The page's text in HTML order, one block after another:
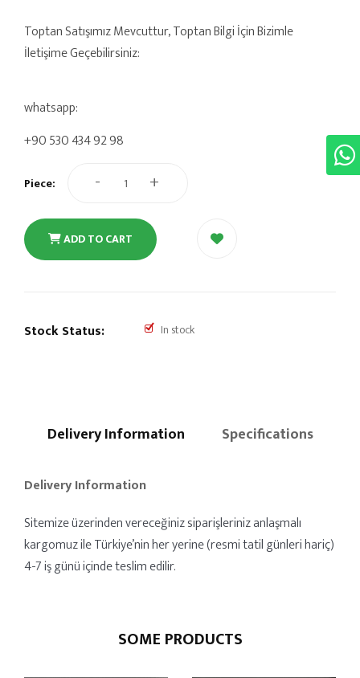
Toptan Satışımız Mevcuttur, Toptan Bilgi İçin Bizimle
İletişime Geçebilirsiniz:
whatsapp:
+90 530 434 92 98
Piece: - +
ADD TO CART
Stock Status: In stock
Delivery Information Specifications
Delivery Information
Sitemize üzerinden vereceğiniz siparişleriniz anlaşmalı
kargomuz ile Türkiye’nin her yerine (resmi tatil günleri hariç)
4-7 iş günü içinde teslim edilir.
SOME PRODUCTS